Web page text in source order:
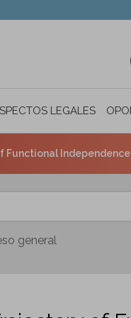
E INCLUSIÓN
LEGALES
Over the 10
general